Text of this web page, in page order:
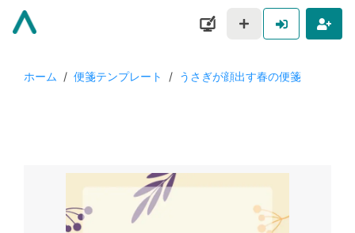
ホーム / 便箋テンプレート / うさぎが顔出す春の便箋